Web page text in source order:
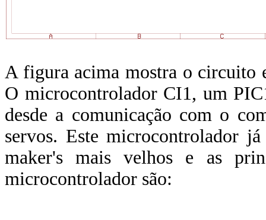
A figura acima mostra o circuito
O microcontrolador CI1, um
desde a comunicação com o
servos. Este microcontrolador
maker's mais velhos e as
microcontrolador são: